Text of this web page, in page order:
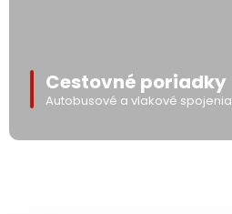
Cestovné poriadky
Autobusové a vlakové spojenia